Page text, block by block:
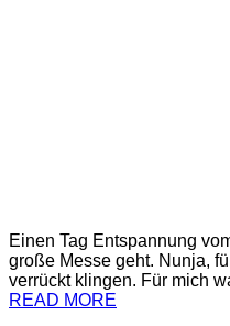
Einen Tag Entspannung
große Messe geht. Nunja,
verrückt klingen. Für mich
READ MORE